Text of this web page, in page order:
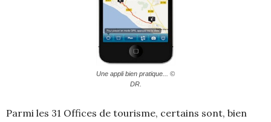
Une appli bien pratique... ©
DR.
Parmi les 31 Offices de tourisme, certains sont, bien